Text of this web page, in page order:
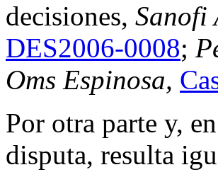
decisiones, Sanofi
DES2006-0008;
Oms Espinosa,
Por otra parte y,
disputa, resulta